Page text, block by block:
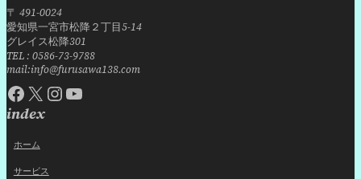
〒 491-0024
愛知県一宮市松降２丁目5-14
グレイス松降301
TEL : 0586-73-9788
mail:info@furusawa138.com
Facebook X Instagram YouTube
index
ホーム
サービス